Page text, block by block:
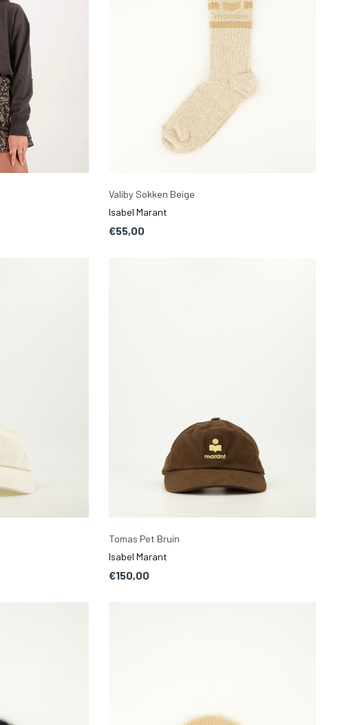
Valiby Sokken Beige
Isabel Marant
€55,00
Tomas Pet Bruin
Isabel Marant
€150,00